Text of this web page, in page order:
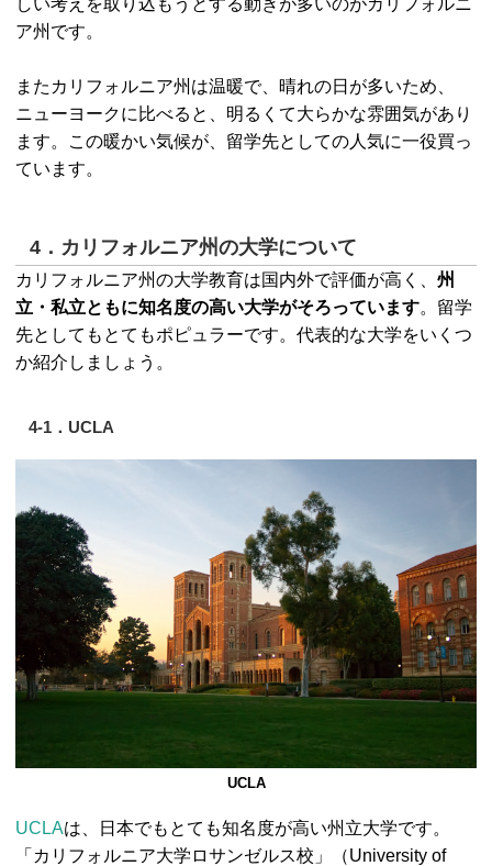
しい考えを取り込もうとする動きが多いのがカリフォルニ
ア州です。
またカリフォルニア州は温暖で、晴れの日が多いため、
ニューヨークに比べると、明るくて大らかな雰囲気があり
ます。この暖かい気候が、留学先としての人気に一役買っ
ています。
4．カリフォルニア州の大学について
カリフォルニア州の大学教育は国内外で評価が高く、 州
立・私立ともに知名度の高い大学がそろっています。留学
先としてもとてもポピュラーです。代表的な大学をいくつ
か紹介しましょう。
4-1．UCLA
UCLA
UCLAは、日本でもとても知名度が高い州立大学です。
「カリフォルニア大学ロサンゼルス校」（University of